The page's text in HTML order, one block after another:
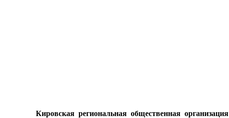
Кировская региональная общественная организация